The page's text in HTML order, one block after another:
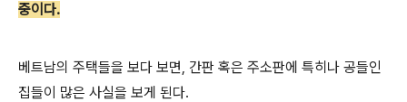
중이다.
베트남의 주택들을 보다 보면, 간판 혹은 주소판에 특히나 공들인
집들이 많은 사실을 보게 된다.